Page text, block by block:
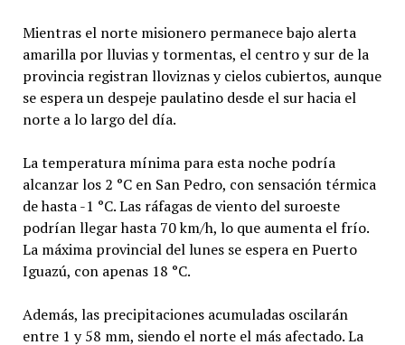
Mientras el norte misionero permanece bajo alerta
amarilla por lluvias y tormentas, el centro y sur de la
provincia registran lloviznas y cielos cubiertos, aunque
se espera un despeje paulatino desde el sur hacia el
norte a lo largo del día.
La temperatura mínima para esta noche podría
alcanzar los 2 °C en San Pedro, con sensación térmica
de hasta -1 °C. Las ráfagas de viento del suroeste
podrían llegar hasta 70 km/h, lo que aumenta el frío.
La máxima provincial del lunes se espera en Puerto
Iguazú, con apenas 18 °C.
Además, las precipitaciones acumuladas oscilarán
entre 1 y 58 mm, siendo el norte el más afectado. La